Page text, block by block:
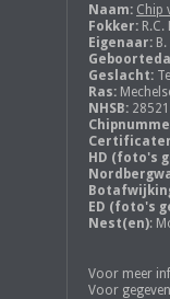
Naam: Chip
Fokker:
Eigenaar:
Geslacht:
Ras:
NHSB:
HD (foto's
ED (foto's
Nest(en):
Voor meer
Voor